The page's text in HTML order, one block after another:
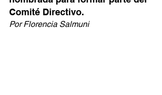
Comité Directivo.
Por Florencia Salmuni